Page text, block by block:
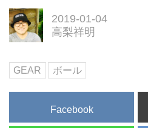
2019-01-04
高梨祥明
GEAR ボール
Facebook